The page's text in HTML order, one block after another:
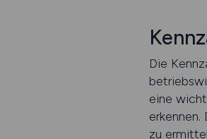
Die
eine
zu